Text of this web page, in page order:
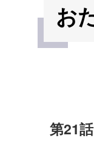
お
第21